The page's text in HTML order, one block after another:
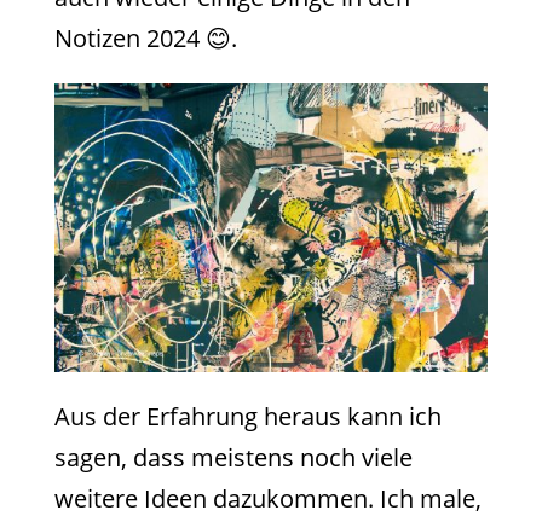
Notizen 2024 😊.
Aus der Erfahrung heraus kann ich
sagen, dass meistens noch viele
weitere Ideen dazukommen. Ich male,